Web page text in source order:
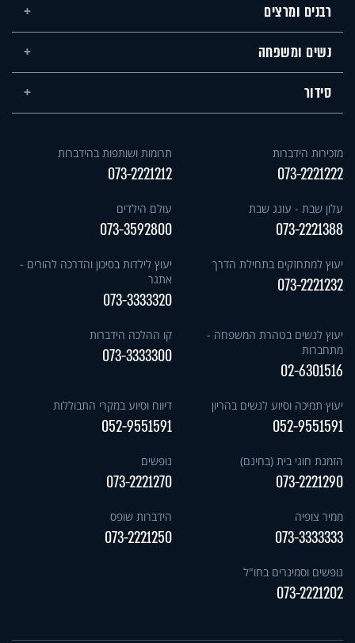
רבנים ומרצים
נשים ומשפחה
סידור
מזכירות הידברות
073-2221222
תרומות ושותפות בהידברות
073-2221212
עלון שבת - עונג שבת
073-2221388
עולם הילדים
073-3592800
יעוץ למתחזקים בתחילת הדרך
073-2221232
יעוץ לילדות בסיכון והדרכה להורים -
אתגר
073-3333320
יעוץ לנשים בטהרת המשפחה -
מתחברות
02-6301516
קו ההלכה הידברות
073-3333300
יעוץ תמיכה וסיוע לנשים בהריון
052-9551591
דיווח וסיוע במקרי התבוללות
052-9551591
הזמנת חוגי בית (בחינם)
073-2221290
נופשים
073-2221270
ממיר צופיה
073-3333333
הידברות שופס
073-2221250
נופשים וסמינרים בחו"ל
073-2221202